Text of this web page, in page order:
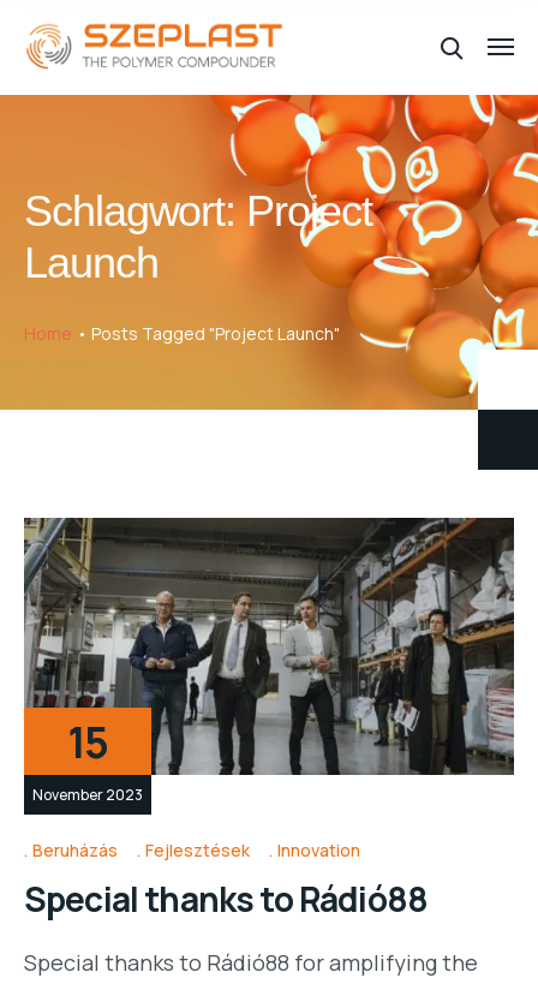
Schlagwort:Project
Launch
Home Posts Tagged "Project Launch"
15
November 2023
Beruházás Fejlesztések Innovation
Special thanks to Rádió88
Special thanks to Rádió88 for amplifying the